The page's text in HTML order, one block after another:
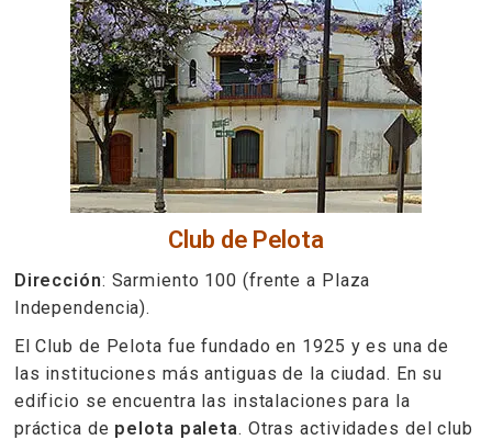
Club de Pelota
Dirección: Sarmiento 100 (frente a Plaza
Independencia).
El Club de Pelota fue fundado en 1925 y es una de
las instituciones más antiguas de la ciudad. En su
edificio se encuentra las instalaciones para la
práctica de pelota paleta. Otras actividades del club